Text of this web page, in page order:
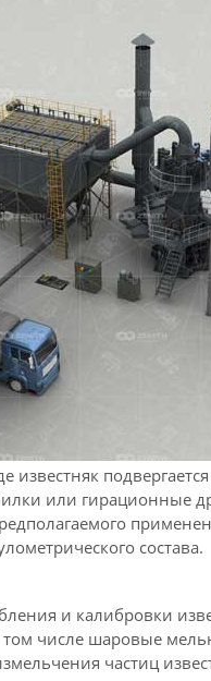
известняк
или гирационные
состава.
и калибровки
числе шаровые
частиц